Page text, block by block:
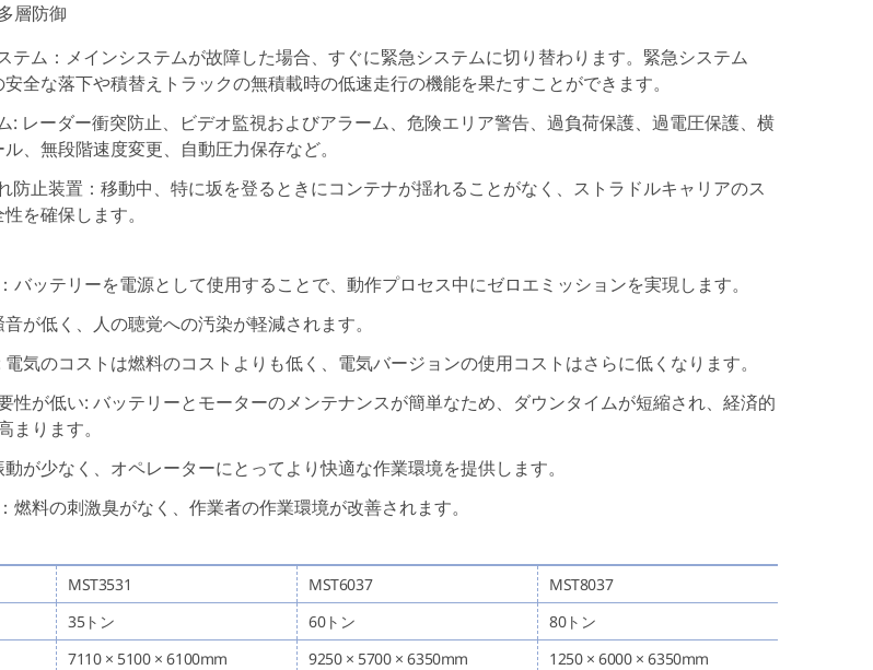
層防御
テム：メインシステムが故障した場合、すぐに緊急システムに切り替わります。緊急システム
全な落下や積替えトラックの無積載時の低速走行の機能を果たすことができます。
: レーダー衝突防止、ビデオ監視およびアラーム、危険エリア警告、過負荷保護、過電圧保護、横
、無段階速度変更、自動圧力保存など。
防止装置：移動中、特に坂を登るときにコンテナが揺れることがなく、ストラドルキャリアのス
を確保します。
バッテリーを電源として使用することで、動作プロセス中にゼロエミッションを実現します。
が低く、人の聴覚への汚染が軽減されます。
気のコストは燃料のコストよりも低く、電気バージョンの使用コストはさらに低くなります。
性が低い: バッテリーとモーターのメンテナンスが簡単なため、ダウンタイムが短縮され、経済的
まります。
が少なく、オペレーターにとってより快適な作業環境を提供します。
燃料の刺激臭がなく、作業者の作業環境が改善されます。
MST3531 MST6037
MST8037
35トン 60トン
80トン
7110 × 5100 × 6100mm 9250 × 5700 × 6350mm
1250 × 6000 × 6350mm